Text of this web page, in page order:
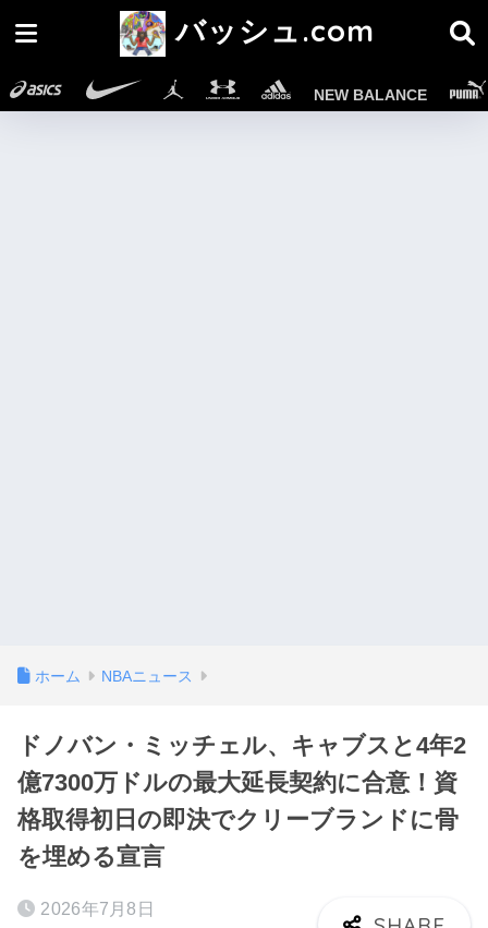
バッシュ.com
NEW BALANCE
ホーム NBAニュース
ドノバン・ミッチェル、キャブスと4年2
億7300万ドルの最大延長契約に合意！資
格取得初日の即決でクリーブランドに骨
を埋める宣言
2026年7月8日